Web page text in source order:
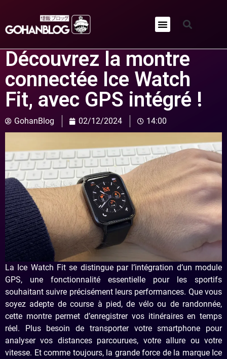
Découvrez la montre
connectée Ice Watch
Fit, avec GPS intégré !
GohanBlog 02/12/2024 14:00
La Ice Watch Fit se distingue par l’intégration d’un module
GPS, une fonctionnalité essentielle pour les sportifs
souhaitant suivre précisément leurs performances. Que vous
soyez adepte de course à pied, de vélo ou de randonnée,
cette montre permet d’enregistrer vos itinéraires en temps
réel. Plus besoin de transporter votre smartphone pour
analyser vos distances parcourues, votre allure ou votre
vitesse. Et comme toujours, la grande force de la marque Ice